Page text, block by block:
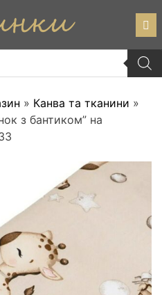
» Канва та тканини »
з бантиком” на